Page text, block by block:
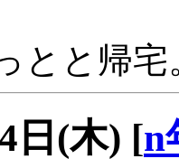
とと帰宅
日(木) [n